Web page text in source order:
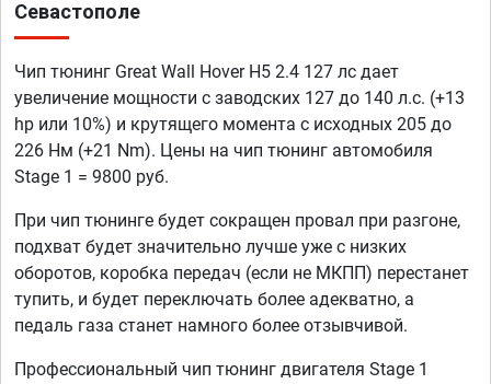
Севастополе
Чип тюнинг Great Wall Hover H5 2.4 127 лс дает
увеличение мощности с заводских 127 до 140 л.с. (+13
hp или 10%) и крутящего момента с исходных 205 до
226 Нм (+21 Nm). Цены на чип тюнинг автомобиля
Stage 1 = 9800 руб.
При чип тюнинге будет сокращен провал при разгоне,
подхват будет значительно лучше уже с низких
оборотов, коробка передач (если не МКПП) перестанет
тупить, и будет переключать более адекватно, а
педаль газа станет намного более отзывчивой.
Профессиональный чип тюнинг двигателя Stage 1